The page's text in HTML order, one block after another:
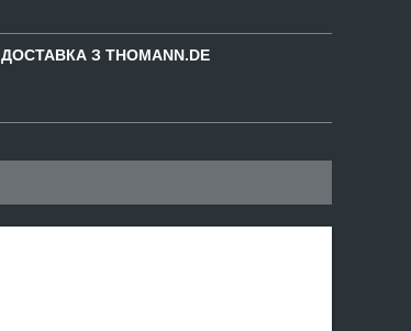
ДОСТАВКА З THOMANN.DE